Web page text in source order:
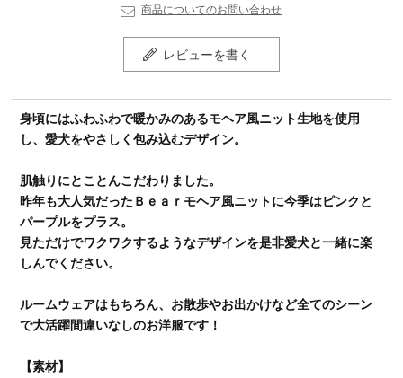
商品についてのお問い合わせ
レビューを書く
身頃にはふわふわで暖かみのあるモヘア風ニット生地を使用
し、愛犬をやさしく包み込むデザイン。
肌触りにとことんこだわりました。
昨年も大人気だったＢｅａｒモヘア風ニットに今季はピンクと
パープルをプラス。
見ただけでワクワクするようなデザインを是非愛犬と一緒に楽
しんでください。
ルームウェアはもちろん、お散歩やお出かけなど全てのシーン
で大活躍間違いなしのお洋服です！
【素材】